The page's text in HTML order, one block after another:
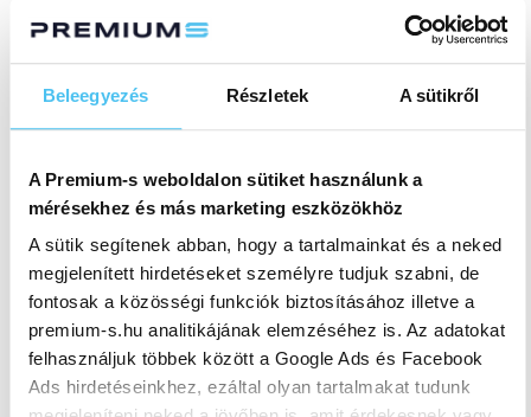
Beleegyezés Részletek A sütikről
A Premium-s weboldalon sütiket használunk a
mérésekhez és más marketing eszközökhöz
A sütik segítenek abban, hogy a tartalmainkat és a neked
megjelenített hirdetéseket személyre tudjuk szabni, de
fontosak a közösségi funkciók biztosításához illetve a
premium-s.hu analitikájának elemzéséhez is. Az adatokat
felhasználjuk többek között a Google Ads és Facebook
Ads hirdetéseinkhez, ezáltal olyan tartalmakat tudunk
kiválasztása elengedhetetlen.
Gyártás és megmunkálás: A korszerű
szerszámgépek garantálják a pontosságot és a
alkatrészek alapos minőségellenőrzésen esnek
át, hogy biztosítsák a megfelelő
szabványoknak való megfelelést, majd a kész
termékek azonnal készen állnak a szállításra és
használatra.
A szolgáltatás teljes folyamatáról és a vállalat
technológiai megoldásairól további információ
található a precíziósalkatrészgyártás oldalán.